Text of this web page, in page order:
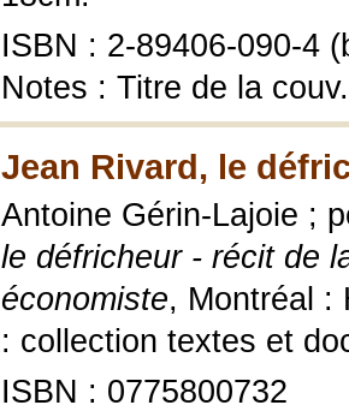
ISBN : 2-89406-090-4
Notes : Titre de la
Jean Rivard, le
Antoine Gérin-Lajoie ;
le défricheur - récit de
économiste, Montréal :
: collection textes et
ISBN : 0775800732